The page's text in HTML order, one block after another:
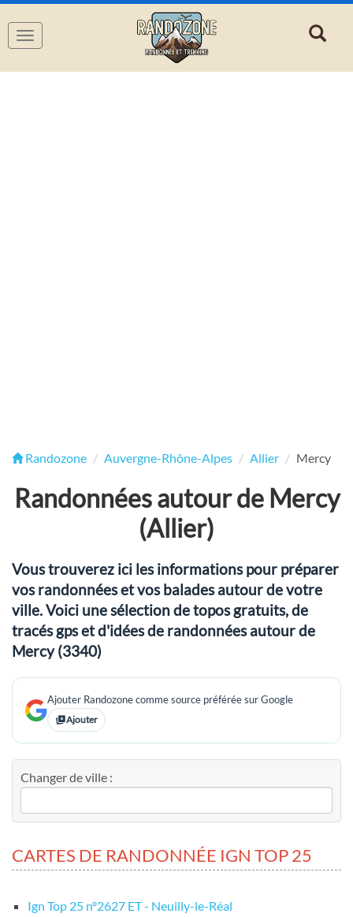
Navigation
Randozone Auvergne-Rhône-Alpes Allier Mercy
Randonnées autour de Mercy
(Allier)
Vous trouverez ici les informations pour préparer
vos randonnées et vos balades autour de votre
ville. Voici une sélection de topos gratuits, de
tracés gps et d'idées de randonnées autour de
Mercy (3340)
Ajouter Randozone comme source préférée sur Google
Ajouter
Changer de ville :
CARTES DE RANDONNÉE IGN TOP 25
Ign Top 25 nº2627 ET - Neuilly-le-Réal